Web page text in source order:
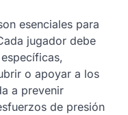
esenciales para
jugador debe
o apoyar a los
a prevenir
de presión